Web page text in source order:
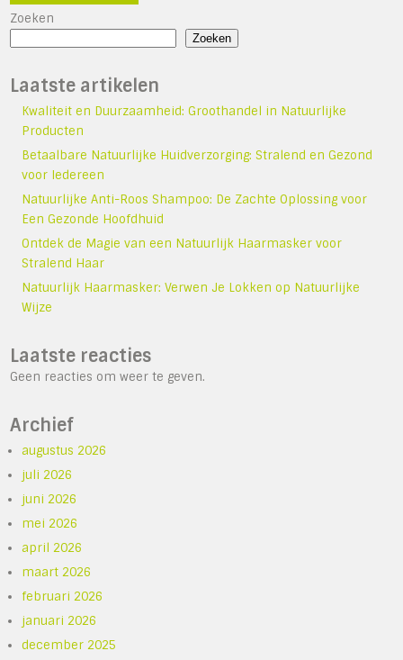
Zoeken
Zoeken
Laatste artikelen
Kwaliteit en Duurzaamheid: Groothandel in Natuurlijke
Producten
Betaalbare Natuurlijke Huidverzorging: Stralend en Gezond
voor Iedereen
Natuurlijke Anti-Roos Shampoo: De Zachte Oplossing voor
Een Gezonde Hoofdhuid
Ontdek de Magie van een Natuurlijk Haarmasker voor
Stralend Haar
Natuurlijk Haarmasker: Verwen Je Lokken op Natuurlijke
Wijze
Laatste reacties
Geen reacties om weer te geven.
Archief
augustus 2026
juli 2026
juni 2026
mei 2026
april 2026
maart 2026
februari 2026
januari 2026
december 2025